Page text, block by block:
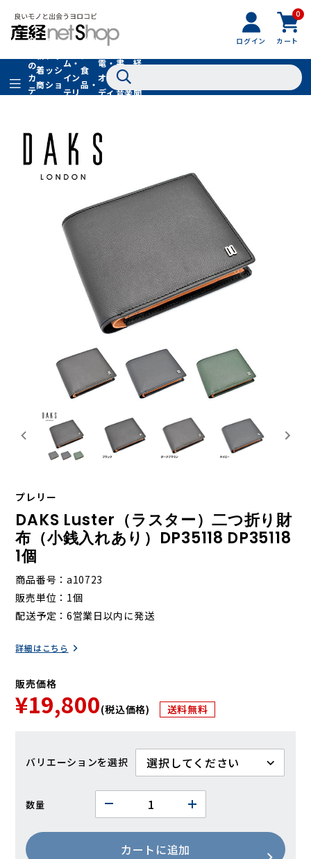
ログイン
0
カート
全
の
カ
テ
着
商
品
フ
ッ
シ
ョ
フ
ァ
シ
ョ
ン
ム・
イン
テリ
グル
食
品・
ドリ
家
電・
オー
ディ
書
籍・
音楽
経
聞
プレリー
DAKS Luster（ラスター）二つ折り財
布（小銭入れあり）DP35118 DP35118
1個
商品番号
a10723
販売単位
1個
配送予定
6営業日以内に発送
詳細はこちら
販売価格
¥19,800(税込価格) 送料無料
バリエーション
数量
カートに追加